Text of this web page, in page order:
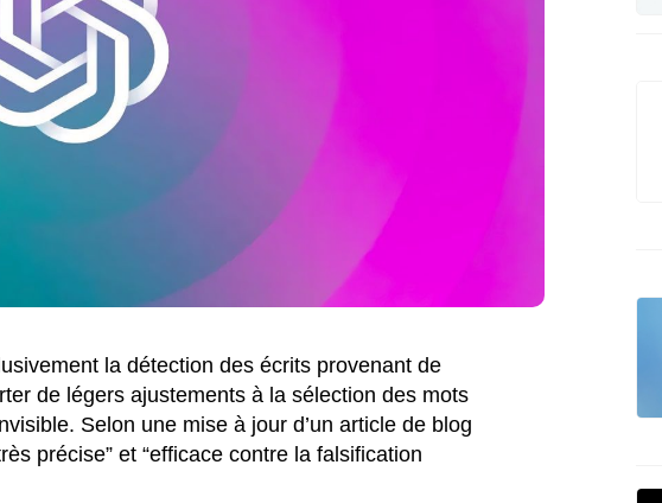
la détection des écrits provenant de
de légers ajustements à la sélection des mots
Selon une mise à jour d’un article de blog
précise” et “efficace contre la falsification